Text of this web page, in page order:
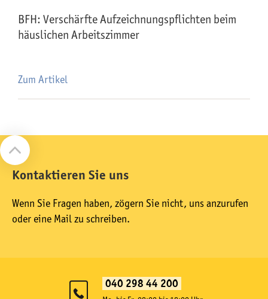
BFH: Verschärfte Aufzeichnungspflichten beim
häuslichen Arbeitszimmer
Zum Artikel
Kontaktieren Sie uns
Wenn Sie Fragen haben, zögern Sie nicht, uns anzurufen
oder eine Mail zu schreiben.
040 298 44 200